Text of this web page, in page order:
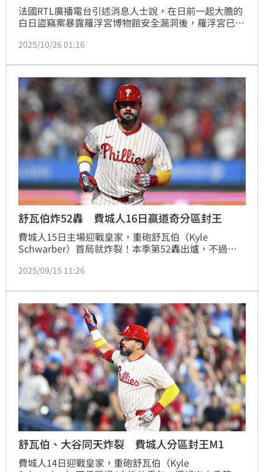
法國RTL廣播電台引述消息人士說，在日前一起大膽的
白日盜竊案暴露羅浮宮博物館安全漏洞後，羅浮宮已將
管。
2025/10/26 01:16
舒瓦伯炸52轟 費城人16日贏道奇分區封王
費城人15日主場迎戰皇家，重砲舒瓦伯（Kyle
Schwarber）首局就炸裂！本季第52轟出爐，不過費
成為今年第2支晉級的隊伍，但無緣在主場慶祝分區封
0。
2025/09/15 11:26
舒瓦伯、大谷同天炸裂 費城人分區封王M1
費城人14日迎戰皇家，重砲舒瓦伯（Kyle